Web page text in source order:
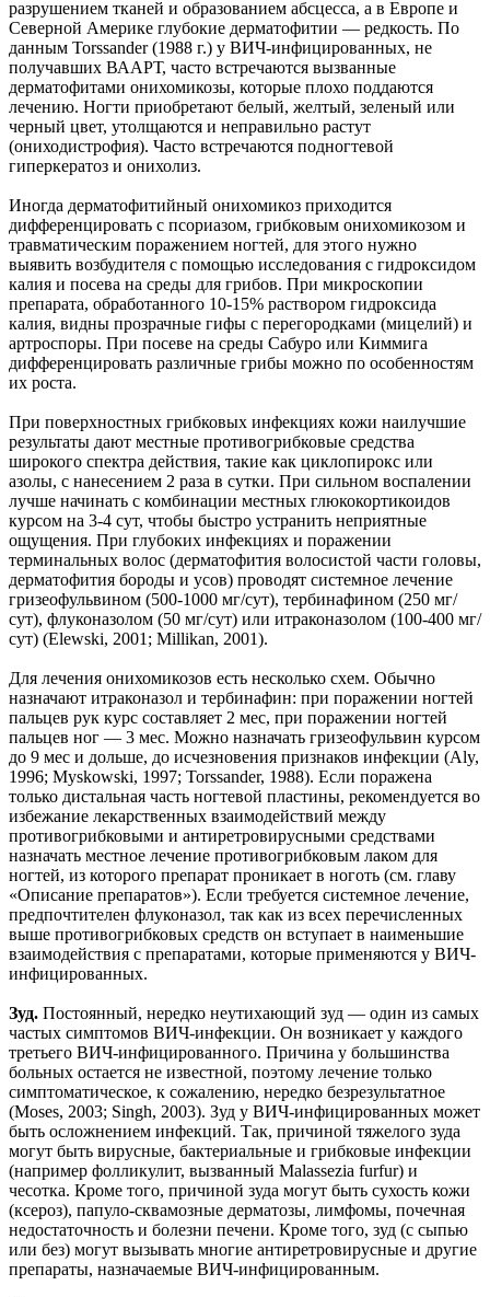
разрушением тканей и образованием абсцесса, а в Европе и
Северной Америке глубокие дерматофитии — редкость. По
данным Torssander (1988 г.) у ВИЧ-инфицированных, не
получавших ВААРТ, часто встречаются вызванные
дерматофитами онихомикозы, которые плохо поддаются
лечению. Ногти приобретают белый, желтый, зеленый или
черный цвет, утолщаются и неправильно растут
(ониходистрофия). Часто встречаются подногтевой
гиперкератоз и онихолиз.
Иногда дерматофитийный онихомикоз приходится
дифференцировать с псориазом, грибковым онихомикозом и
травматическим поражением ногтей, для этого нужно
выявить возбудителя с помощью исследования с гидроксидом
калия и посева на среды для грибов. При микроскопии
препарата, обработанного 10-15% раствором гидроксида
калия, видны прозрачные гифы с перегородками (мицелий) и
артроспоры. При посеве на среды Сабуро или Киммига
дифференцировать различные грибы можно по особенностям
их роста.
При поверхностных грибковых инфекциях кожи наилучшие
результаты дают местные противогрибковые средства
широкого спектра действия, такие как циклопирокс или
азолы, с нанесением 2 раза в сутки. При сильном воспалении
лучше начинать с комбинации местных глюкокортикоидов
курсом на 3-4 сут, чтобы быстро устранить неприятные
ощущения. При глубоких инфекциях и поражении
терминальных волос (дерматофития волосистой части головы,
дерматофития бороды и усов) проводят системное лечение
гризеофульвином (500-1000 мг/сут), тербинафином (250 мг/
сут), флуконазолом (50 мг/сут) или итраконазолом (100-400 мг/
сут) (Elewski, 2001; Millikan, 2001).
Для лечения онихомикозов есть несколько схем. Обычно
назначают итраконазол и тербинафин: при поражении ногтей
пальцев рук курс составляет 2 мес, при поражении ногтей
пальцев ног — 3 мес. Можно назначать гризеофульвин курсом
до 9 мес и дольше, до исчезновения признаков инфекции (Aly,
1996; Myskowski, 1997; Torssander, 1988). Если поражена
только дистальная часть ногтевой пластины, рекомендуется во
избежание лекарственных взаимодействий между
противогрибковыми и антиретровирусными средствами
назначать местное лечение противогрибковым лаком для
ногтей, из которого препарат проникает в ноготь (см. главу
«Описание препаратов»). Если требуется системное лечение,
предпочтителен флуконазол, так как из всех перечисленных
выше противогрибковых средств он вступает в наименьшие
взаимодействия с препаратами, которые применяются у ВИЧ-
инфицированных.
Зуд. Постоянный, нередко неутихающий зуд — один из самых
частых симптомов ВИЧ-инфекции. Он возникает у каждого
третьего ВИЧ-инфицированного. Причина у большинства
больных остается не известной, поэтому лечение только
симптоматическое, к сожалению, нередко безрезультатное
(Moses, 2003; Singh, 2003). Зуд у ВИЧ-инфицированных может
быть осложнением инфекций. Так, причиной тяжелого зуда
могут быть вирусные, бактериальные и грибковые инфекции
(например фолликулит, вызванный Malassezia furfur) и
чесотка. Кроме того, причиной зуда могут быть сухость кожи
(ксероз), папуло-сквамозные дерматозы, лимфомы, почечная
недостаточность и болезни печени. Кроме того, зуд (с сыпью
или без) могут вызывать многие антиретровирусные и другие
препараты, назначаемые ВИЧ-инфицированным.